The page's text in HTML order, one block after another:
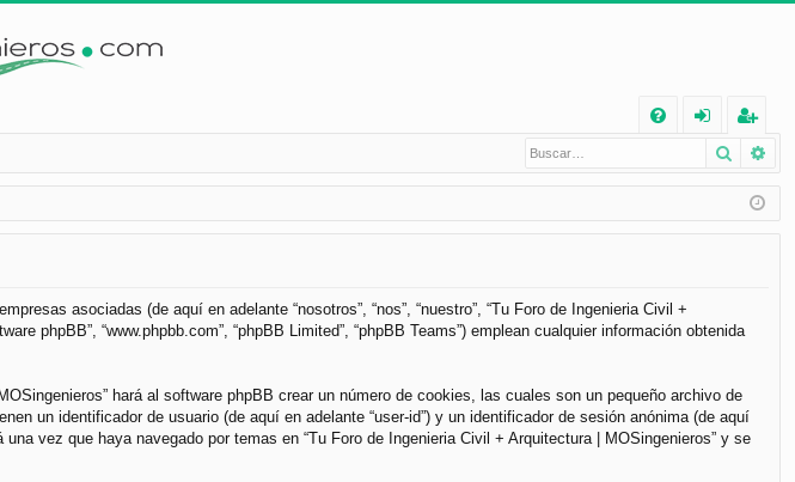
Q
nt
ifi
e
eg
ist
ra
Buscar
asociadas (de aquí en adelante “nosotros”, “nos”, “nuestro”, “Tu Foro de Ingenieria Civil +
phpBB”, “www.phpbb.com”, “phpBB Limited”, “phpBB Teams”) emplean cualquier información obtenida
hará al software phpBB crear un número de cookies, las cuales son un pequeño archivo de
un identificador de usuario (de aquí en adelante “user-id”) y un identificador de sesión anónima (de aquí
vez que haya navegado por temas en “Tu Foro de Ingenieria Civil + Arquitectura | MOSingenieros” y se